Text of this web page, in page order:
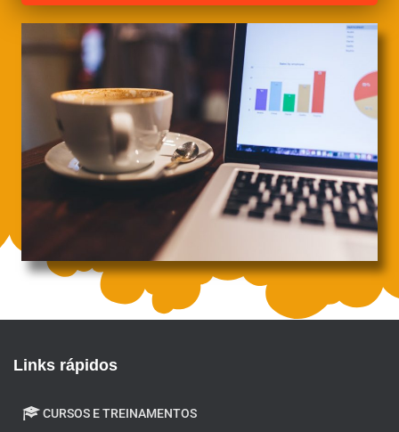
Links rápidos
CURSOS E TREINAMENTOS